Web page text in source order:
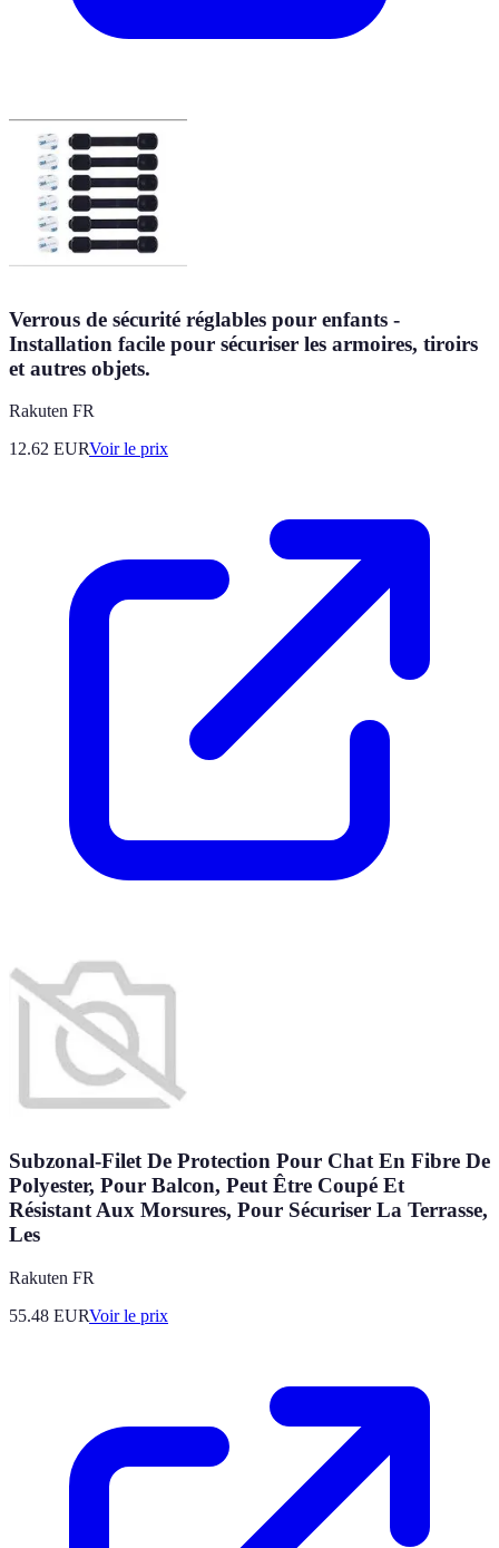
Verrous de sécurité réglables pour enfants -
Installation facile pour sécuriser les armoires, tiroirs
et autres objets.
Rakuten FR
12.62 EURVoir le prix
Subzonal-Filet De Protection Pour Chat En Fibre De
Polyester, Pour Balcon, Peut Être Coupé Et
Résistant Aux Morsures, Pour Sécuriser La Terrasse,
Les
Rakuten FR
55.48 EURVoir le prix